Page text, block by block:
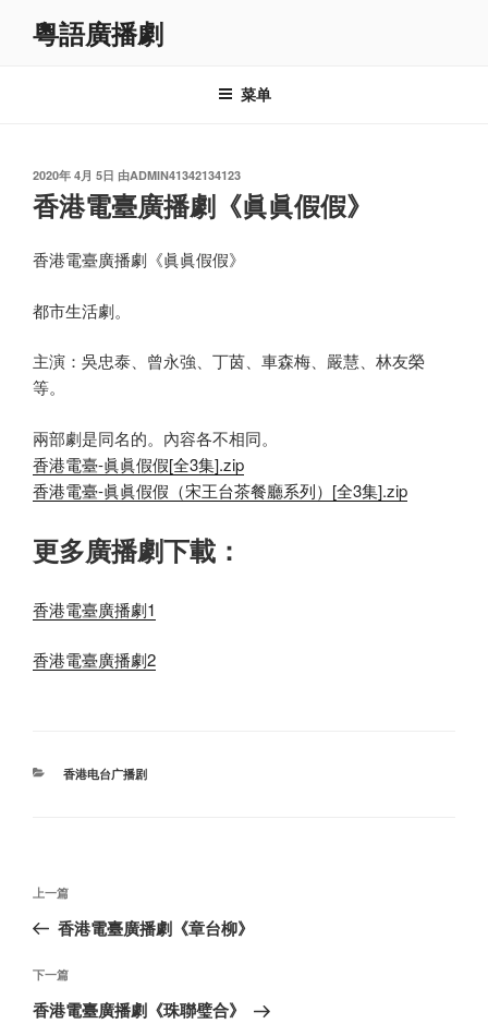
粵語廣播劇
菜单
发
布
于
2020年 4月 5日 由ADMIN41342134123
香港電臺廣播劇《眞眞假假》
香港電臺廣播劇《眞眞假假》
都市生活劇。
主演：吳忠泰、曾永強、丁茵、車森梅、嚴慧、林友榮
等。
兩部劇是同名的。內容各不相同。
香港電臺-眞眞假假[全3集].zip
香港電臺-眞眞假假（宋王台茶餐廳系列）[全3集].zip
更多廣播劇下載：
香港電臺廣播劇1
香港電臺廣播劇2
分
香港电台广播剧
文
导
航
上
一
文
章
上一篇
香港電臺廣播劇《章台柳》
下
一
下一篇
香港電臺廣播劇《珠聯璧合》